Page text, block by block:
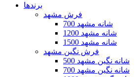
برندها
فرش مشهد
700 شانه مشهد
1200 شانه مشهد
1500 شانه مشهد
فرش نگین مشهد
500 شانه نگین مشهد
700 شانه نگین مشهد